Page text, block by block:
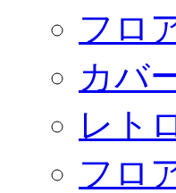
フロ
カバ
レト
フロ